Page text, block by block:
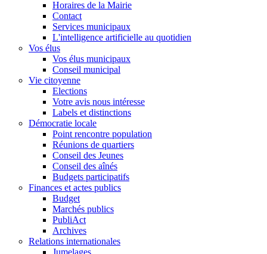
Horaires de la Mairie
Contact
Services municipaux
L'intelligence artificielle au quotidien
Vos élus
Vos élus municipaux
Conseil municipal
Vie citoyenne
Elections
Votre avis nous intéresse
Labels et distinctions
Démocratie locale
Point rencontre population
Réunions de quartiers
Conseil des Jeunes
Conseil des aînés
Budgets participatifs
Finances et actes publics
Budget
Marchés publics
PubliAct
Archives
Relations internationales